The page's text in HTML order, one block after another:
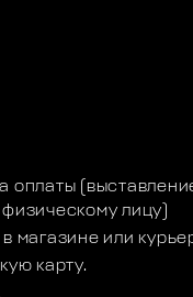
оплаты
лицу)
магазине или
карту.